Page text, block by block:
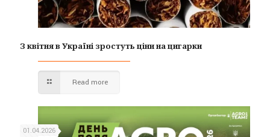
З квітня в Україні зростуть ціни на цигарки
Read more
01.04.2026